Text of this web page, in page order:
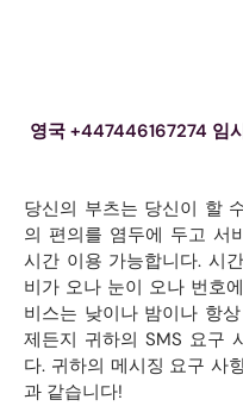
영국 +447446167274 임
당신의 부츠는 당신이 할
의 편의를 염두에 두고 서
시간 이용 가능합니다. 시
비가 오나 눈이 오나 번호
비스는 낮이나 밤이나 항
제든지 귀하의 SMS 요구
다. 귀하의 메시징 요구 사
과 같습니다!